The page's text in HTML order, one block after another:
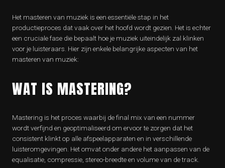
Het masteren van muziek is een essentiële stap in het
productieproces dat vaak over het hoofd wordt gezien. Het is echter
een cruciale fase die bepaalt hoe je muziek uiteindelijk zal klinken
voor je luisteraars. Hier zijn enkele belangrijke aspecten van het
masteren van muziek:
WAT IS MASTERING?
Mastering is het proces waarbij de final mix van een nummer
wordt verfijnd en geoptimaliseerd om ervoor te zorgen dat het
consistent klinkt op alle afspeelapparaten en in verschillende
luisteromgevingen. Het omvat onder andere het aanpassen van de
equalisatie, compressie, stereo-breedte en volume van de track.